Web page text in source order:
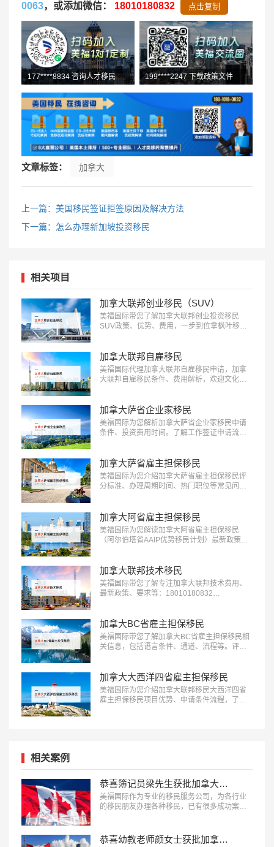
0063，或添加微信： 18010180832 点击复制
177****8834 咨询人才移民
199****2247 下载政策文件
139****5018 L1初审通过
文章标签： 加拿大
上一篇：美国移民签证拒签原因及解决方法
下一篇：怎么办理新加坡投资移民
相关项目
加拿大联邦创业移民（SUV）
美福国际带您了解加拿大联邦创业投资移民
SUV政策、优势、费用，一步到位拿枫叶移
加拿大联邦自雇移民
美福国际代理加拿大联邦自雇移民申请，加拿
大联邦自雇移民条件、费用解析，欢迎文化、
加拿大萨省企业家移民
美福国际为您解析加拿大萨省企业家移民申请
条件、投资费用时间。了解工作签证申请流程
加拿大萨省雇主担保移民
美福国际为您介绍加拿大萨省雇主担保移民评
分标准、办理周期时间、热门职位等常见问
加拿大阿省雇主担保移民
美福国际为您解读加拿大阿省雇主担保移民
（阿尔伯塔省AAIP优势移民计划）最新政策、
加拿大联邦技术移民
美福国际带您了解专注加拿大联邦技术费用、
最新政策、要求等：18010180832…
加拿大BC省雇主担保移民
美福国际带您了解加拿大BC省雇主担保移民相
关信息，包括语言条件、通道、流程等。评估
加拿大大西洋四省雇主担保移民
美福国际为您介绍加拿大联邦移民大西洋四省
雇主担保移民项目优势、申请条件流程，了解
相关案例
恭喜簿记员梁先生获批加拿大萨省雇主担保移民！
美福国际作为专业的移民服务公司，为各行业
的移民朋友办理各种移民，已有很多成功案
恭喜幼教老师颜女士获批加拿大BC省雇主担保移民！